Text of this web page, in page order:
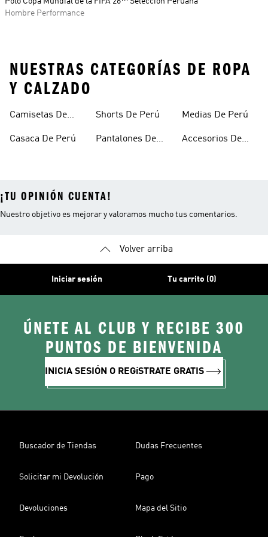
Hombre Performance
NUESTRAS CATEGORÍAS DE ROPA
Y CALZADO
Camisetas De
Casaca De Perú
Shorts De Perú
Pantalones De
Medias De Perú
Accesorios De
¡TU OPINIÓN CUENTA!
Nuestro objetivo es mejorar y valoramos mucho tus comentarios.
Volver arriba
Iniciar sesión Tu carrito (0)
ÚNETE AL CLUB Y RECIBE 300
PUNTOS DE BIENVENIDA
INICIA SESIÓN O REGíSTRATE GRATIS
Buscador de Tiendas Dudas Frecuentes
Solicitar mi Devolución Pago
Devoluciones Mapa del Sitio